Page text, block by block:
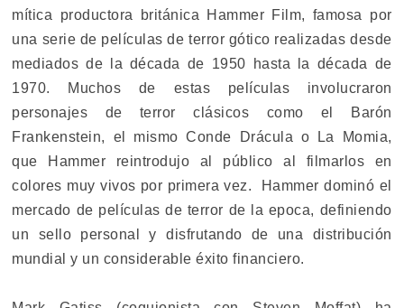
mítica productora británica Hammer Film, famosa por
una serie de películas de terror gótico realizadas desde
mediados de la década de 1950 hasta la década de
1970. Muchos de estas películas involucraron
personajes de terror clásicos como el Barón
Frankenstein, el mismo Conde Drácula o La Momia,
que Hammer reintrodujo al público al filmarlos en
colores muy vivos por primera vez. Hammer dominó el
mercado de películas de terror de la epoca, definiendo
un sello personal y disfrutando de una distribución
mundial y un considerable éxito financiero.